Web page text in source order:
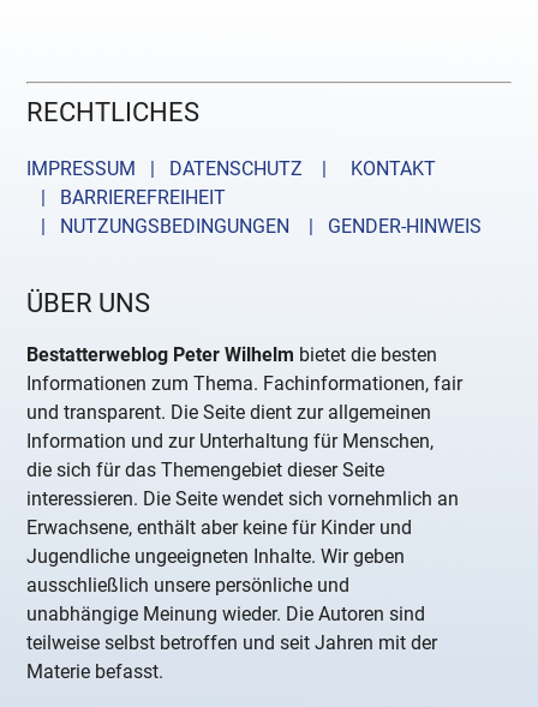
RECHTLICHES
IMPRESSUM | DATENSCHUTZ |
KONTAKT
| BARRIEREFREIHEIT
| NUTZUNGSBEDINGUNGEN
| GENDER-HINWEIS
ÜBER UNS
Bestatterweblog Peter Wilhelm bietet die besten
Informationen zum Thema. Fachinformationen, fair
und transparent. Die Seite dient zur allgemeinen
Information und zur Unterhaltung für Menschen,
die sich für das Themengebiet dieser Seite
interessieren. Die Seite wendet sich vornehmlich an
Erwachsene, enthält aber keine für Kinder und
Jugendliche ungeeigneten Inhalte. Wir geben
ausschließlich unsere persönliche und
unabhängige Meinung wieder. Die Autoren sind
teilweise selbst betroffen und seit Jahren mit der
Materie befasst.